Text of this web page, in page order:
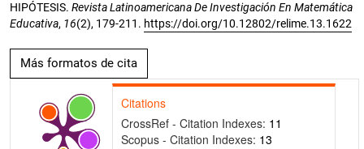
HIPÓTESIS. Revista Latinoamericana De Investigación En Matemática
Educativa, 16(2), 179-211. https://doi.org/10.12802/relime.13.1622
Más formatos de cita
Citations
CrossRef - Citation Indexes: 11
Scopus - Citation Indexes: 13